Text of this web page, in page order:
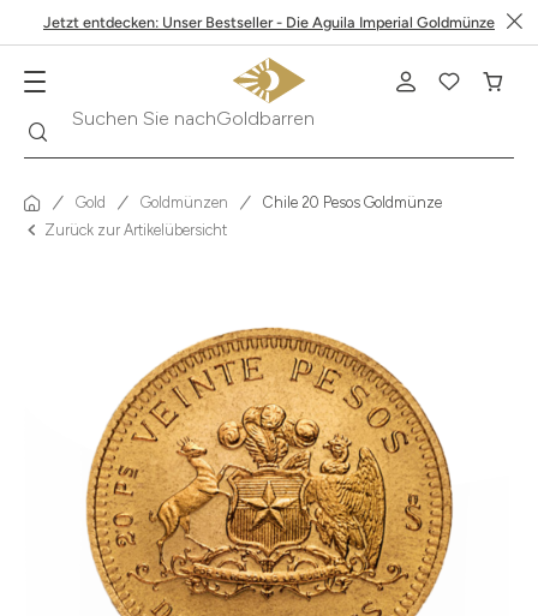
Jetzt entdecken: Unser Bestseller - Die Aguila Imperial Goldmünze
Suchen Sie nach
Gold Goldmünzen
Chile 20 Pesos Goldmünze
Zurück zur Artikelübersicht